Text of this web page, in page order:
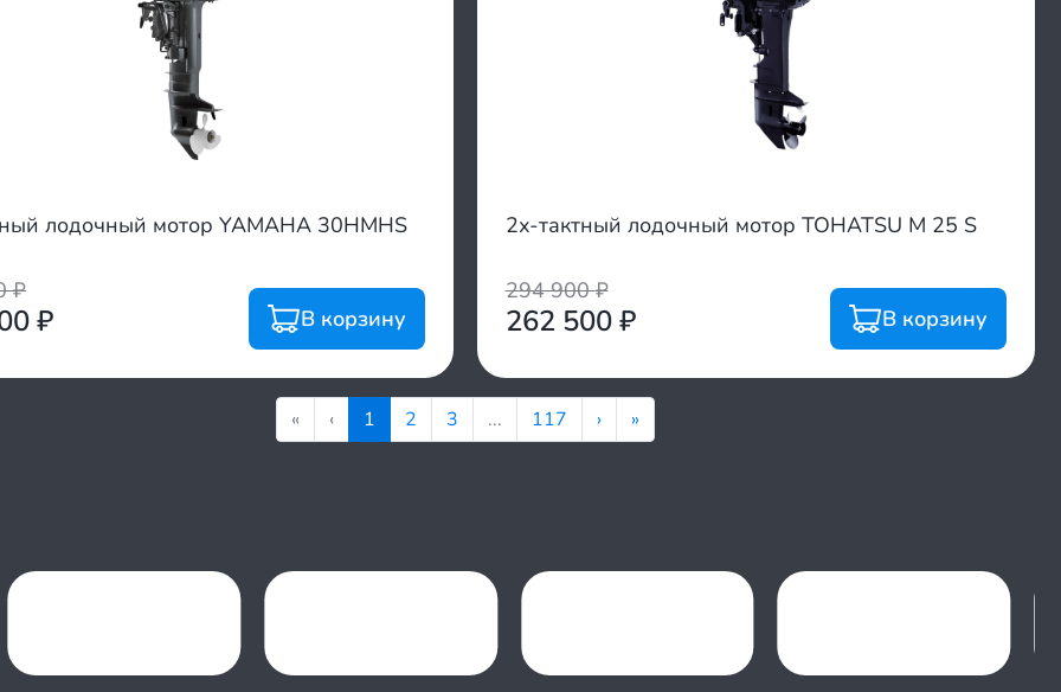
лодочный мотор YAMAHA 30HMHS
₽
₽ В корзину
2х-тактный лодочный мотор TOHATSU M 25 S
294 900₽
262 500₽ В корзину
« ‹ 1 2 3 ... 117 › »